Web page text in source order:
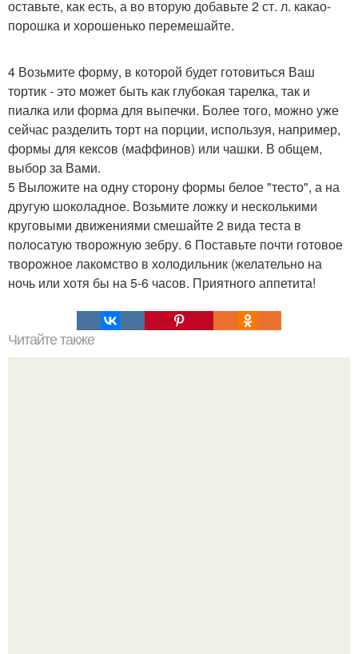
оставьте, как есть, а во вторую добавьте 2 ст. л. какао-
порошка и хорошенько перемешайте.
4 Возьмите форму, в которой будет готовиться Ваш
тортик - это может быть как глубокая тарелка, так и
пиалка или форма для выпечки. Более того, можно уже
сейчас разделить торт на порции, используя, например,
формы для кексов (маффинов) или чашки. В общем,
выбор за Вами.
5 Выложите на одну сторону формы белое "тесто", а на
другую шоколадное. Возьмите ложку и несколькими
круговыми движениями смешайте 2 вида теста в
полосатую творожную зебру. 6 Поставьте почти готовое
творожное лакомство в холодильник (желательно на
ночь или хотя бы на 5-6 часов. Приятного аппетита!
Читайте также